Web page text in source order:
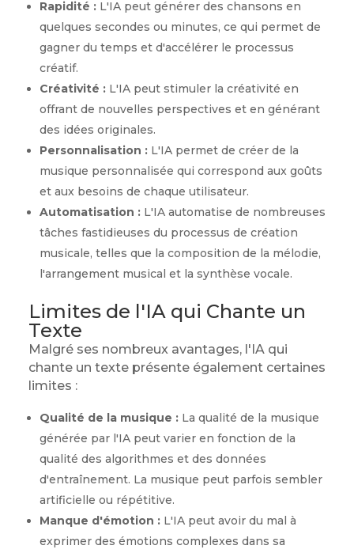
Rapidité :L'IA peut générer des chansons en
quelques secondes ou minutes, ce qui permet de
gagner du temps et d'accélérer le processus
créatif.
Créativité :L'IA peut stimuler la créativité en
offrant de nouvelles perspectives et en générant
des idées originales.
Personnalisation :L'IA permet de créer de la
musique personnalisée qui correspond aux goûts
et aux besoins de chaque utilisateur.
Automatisation :L'IA automatise de nombreuses
tâches fastidieuses du processus de création
musicale, telles que la composition de la mélodie,
l'arrangement musical et la synthèse vocale.
Limites de l'IA qui Chante un
Texte
Malgré ses nombreux avantages, l'IA qui
chante un texte présente également certaines
limites :
Qualité de la musique :La qualité de la musique
générée par l'IA peut varier en fonction de la
qualité des algorithmes et des données
d'entraînement. La musique peut parfois sembler
artificielle ou répétitive.
Manque d'émotion :L'IA peut avoir du mal à
exprimer des émotions complexes dans sa